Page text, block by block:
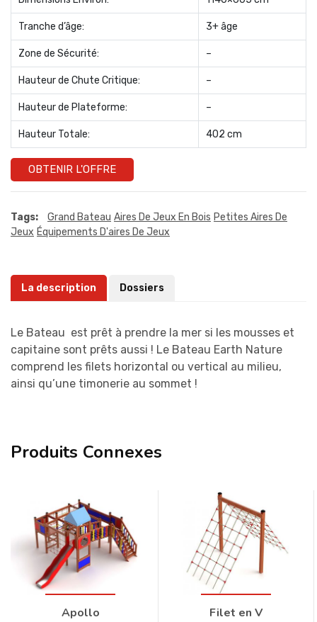
Tranche d’âge: 3+ âge
Zone de Sécurité: –
Hauteur de Chute Critique: –
Hauteur de Plateforme: –
Hauteur Totale: 402 cm
OBTENIR L'OFFRE
Tags: Grand Bateau Aires De Jeux En Bois Petites Aires De
Jeux Équipements D'aires De Jeux
La description Dossiers
Le Bateau est prêt à prendre la mer si les mousses et
capitaine sont prêts aussi ! Le Bateau Earth Nature
comprend les filets horizontal ou vertical au milieu,
ainsi qu’une timonerie au sommet !
Produits Connexes
Apollo Filet en V